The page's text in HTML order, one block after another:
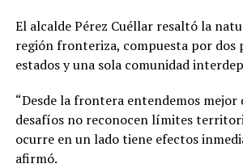
El alcalde Pérez Cuéllar resaltó la
región fronteriza, compuesta por dos
estados y una sola comunidad
“Desde la frontera entendemos mejor
desafíos no reconocen límites
ocurre en un lado tiene efectos
afirmó.